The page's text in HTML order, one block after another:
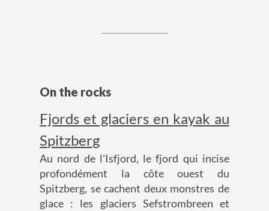
On the rocks
Fjords et glaciers en kayak au
Spitzberg
Au nord de l'Isfjord, le fjord qui incise
profondément la côte ouest du
Spitzberg, se cachent deux monstres de
glace : les glaciers Sefstrombreen et